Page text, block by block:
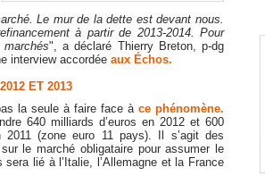
Le mur de la dette est devant nous.
à partir de 2013-2014. Pour
", a déclaré Thierry Breton, p-dg
interview accordée aux Échos.
ET 2013
la seule à faire face à ce phénomène.
640 milliards d’euros en 2012 et 600
2011 (zone euro 11 pays). Il s’agit des
le marché obligataire pour assumer le
lié à l’Italie, l’Allemagne et la France